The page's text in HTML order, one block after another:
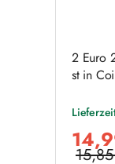
2 Euro
st in
Regulärer